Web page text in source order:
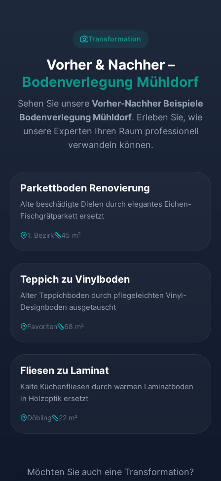
Transformation
Vorher & Nachher –
Bodenverlegung Mühldorf
Sehen Sie unsere Vorher-Nachher Beispiele
Bodenverlegung Mühldorf. Erleben Sie, wie
unsere Experten Ihren Raum professionell
verwandeln können.
Parkettboden Renovierung
Alte beschädigte Dielen durch elegantes Eichen-
Fischgrätparkett ersetzt
1. Bezirk 45 m²
Teppich zu Vinylboden
Alter Teppichboden durch pflegeleichten Vinyl-
Designboden ausgetauscht
Favoriten 68 m²
Fliesen zu Laminat
Kalte Küchenfliesen durch warmen Laminatboden
in Holzoptik ersetzt
Döbling 22 m²
Möchten Sie auch eine Transformation?